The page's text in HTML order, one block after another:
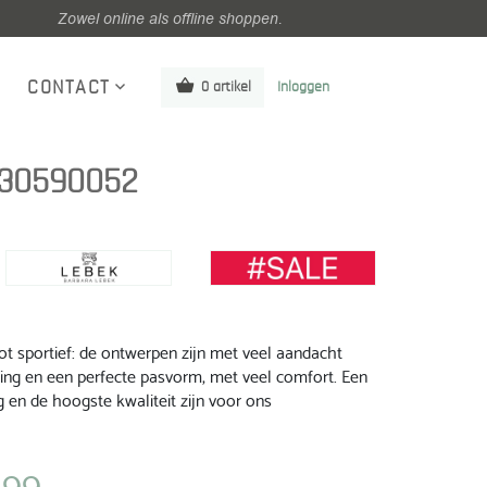
Zowel online als offline shoppen.
CONTACT 0 artikel Inloggen
sportief: de ontwerpen zijn met veel aandacht
en een perfecte pasvorm, met veel comfort. Een
de hoogste kwaliteit zijn voor ons